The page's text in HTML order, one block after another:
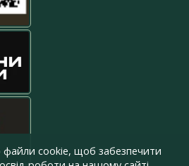
cookie, щоб забезпечити